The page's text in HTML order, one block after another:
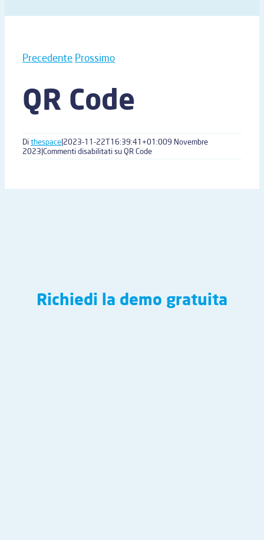
Precedente Prossimo
QR Code
Dithespace|2023-11-22T16:39:41+01:009 Novembre
2023|Commenti disabilitatisu QR Code
Richiedi la demo gratuita